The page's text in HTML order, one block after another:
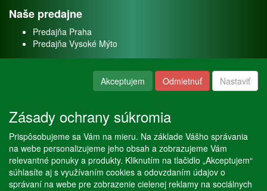
Naše predajne
Predajňa Praha
Predajňa Vysoké Mýto
Naše služby
Servis
Predaj akváriových rýb
Predaj akváriových rastlín
Akceptujem Odmietnuť Nastaviť
Zásady ochrany súkromia
Prispôsobujeme sa Vám na mieru. Na základe Vášho správania
na webe personalizujeme jeho obsah a zobrazujeme Vám
relevantné ponuky a produkty. Kliknutím na tlačidlo „Akceptujem“
súhlasíte aj s využívaním cookies a odovzdaním údajov o
správaní na webe pre zobrazenie cielenej reklamy na sociálnych